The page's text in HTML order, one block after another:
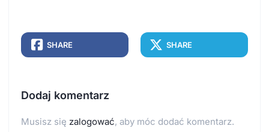
SHARE SHARE
Dodaj komentarz
Musisz się zalogować, aby móc dodać komentarz.